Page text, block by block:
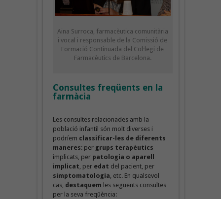
Aina Surroca, farmacèutica comunitària
i vocal i responsable de la Comissió de
Formació Continuada del Col·legi de
Farmacèutics de Barcelona.
Consultes freqüents en la
farmàcia
Les consultes relacionades amb la
població infantil són molt diverses i
podríem classificar-les de diferents
maneres: per grups terapèutics
implicats, per patologia o aparell
implicat, per edat del pacient, per
simptomatologia, etc. En qualsevol
cas, destaquem les següents consultes
per la seva freqüència: